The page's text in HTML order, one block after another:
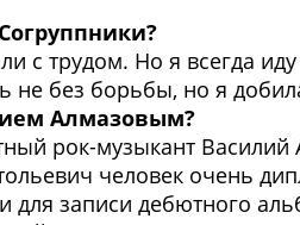
с трудом. Но я всегда
не без борьбы, но я
Алмазовым?
рок-музыкант
человек очень
записи дебютного